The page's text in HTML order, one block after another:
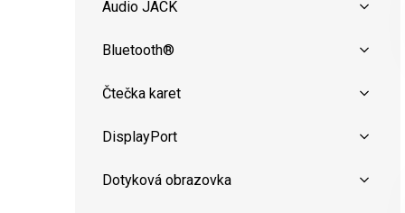
Audio JACK
Bluetooth®
Čtečka karet
DisplayPort
Dotyková obrazovka